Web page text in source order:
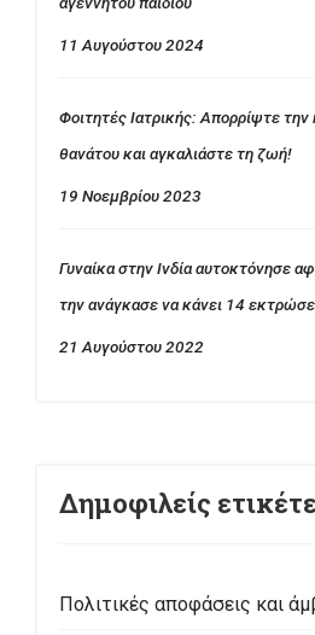
11 Αυγούστου 2024
Φοιτητές Ιατρικής: Απορρίψτε την
θανάτου και αγκαλιάστε τη ζωή!
19 Νοεμβρίου 2023
Γυναίκα στην Ινδία αυτοκτόνησε
την ανάγκασε να κάνει 14
21 Αυγούστου 2022
Δημοφιλείς
Πολιτικές αποφάσεις και